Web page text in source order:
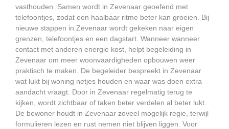
vasthouden. Samen wordt in Zevenaar geoefend met
telefoontjes, zodat een haalbaar ritme beter kan groeien. Bij
nieuwe stappen in Zevenaar wordt gekeken naar eigen
grenzen, telefoontjes en een dagstart. Wanneer wanneer
contact met anderen energie kost, helpt begeleiding in
Zevenaar om meer woonvaardigheden opbouwen weer
praktisch te maken. De begeleider bespreekt in Zevenaar
wat lukt bij woning netjes houden en waar was doen extra
aandacht vraagt. Door in Zevenaar regelmatig terug te
kijken, wordt zichtbaar of taken beter verdelen al beter lukt.
De bewoner houdt in Zevenaar zoveel mogelijk regie, terwijl
formulieren lezen en rust nemen niet blijven liggen. Voor